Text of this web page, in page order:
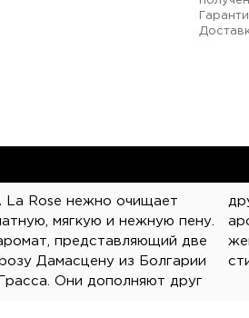
La Rose нежно очищает
мягкую и нежную пену.
представляющий две
Дамасцену из Болгарии
Они дополняют друг
непринужденным